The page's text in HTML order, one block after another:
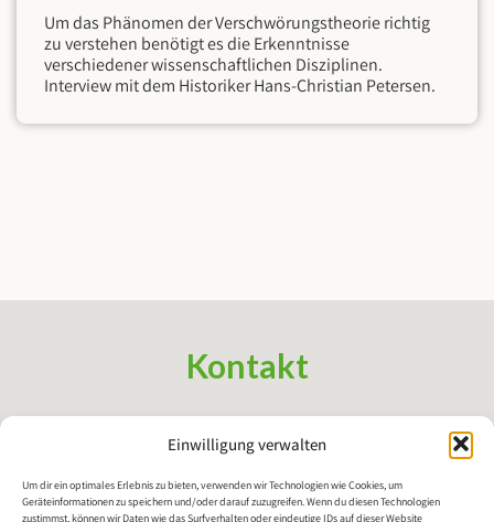
Einwilligung verwalten
Um dir ein optimales Erlebnis zu bieten, verwenden wir Technologien wie Cookies, um
Geräteinformationen zu speichern und/oder darauf zuzugreifen. Wenn du diesen Technologien
zustimmst, können wir Daten wie das Surfverhalten oder eindeutige IDs auf dieser Website
Um das Phänomen der Verschwörungstheorie richtig
zu verstehen benötigt es die Erkenntnisse
verschiedener wissenschaftlichen Disziplinen.
Interview mit dem Historiker Hans-Christian Petersen.
Kontakt
Regionale Arbeitsgemeinschaft Bildung und Lernen Oldenburg
e.V.
info@rabulo.de